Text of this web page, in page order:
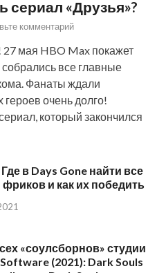
«Друзья»?
комментарий
мая HBO Max покажет
все главные
Фанаты ждали
очень долго!
который закончился
в Days Gone найти все
и как их победить
«соулсборнов» студии
(2021): Dark Souls